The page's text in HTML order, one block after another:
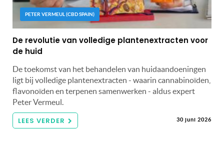
PETER VERMEUL (CBD SPAIN)
De revolutie van volledige plantenextracten voor
de huid
De toekomst van het behandelen van huidaandoeningen
ligt bij volledige plantenextracten - waarin cannabinoïden,
flavonoïden en terpenen samenwerken - aldus expert
Peter Vermeul.
LEES VERDER 30 juni 2026